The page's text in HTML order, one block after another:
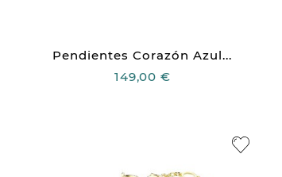
Pendientes Corazón Azul...
149,00 €